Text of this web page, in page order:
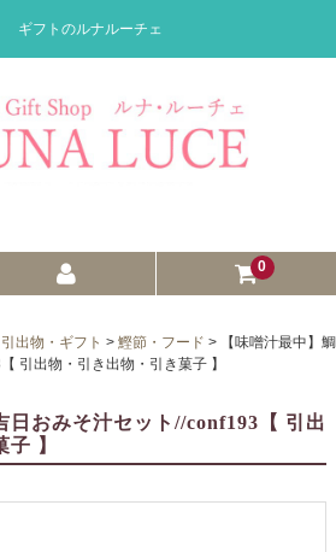
ギフトのルナルーチェ
0
引出物・ギフト > 鰹節・フード >
【味噌汁最中】鯛
引出物・引き出物・引き菓子 】
日おみそ汁セット//conf193【 引出
】